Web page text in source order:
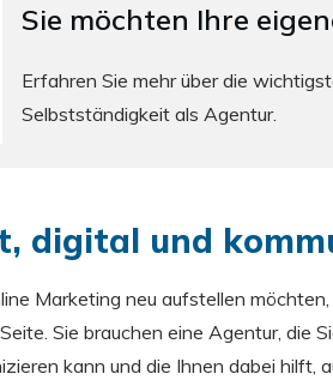
Sie möchten Ihre
Erfahren Sie mehr über die
Selbstständigkeit als Agentur.
digital und
Marketing neu aufstellen
Sie brauchen eine Agentur, die
kann und die Ihnen dabei